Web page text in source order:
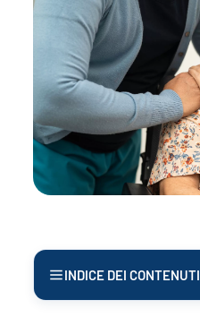
INDICE DEI CONTENUTI